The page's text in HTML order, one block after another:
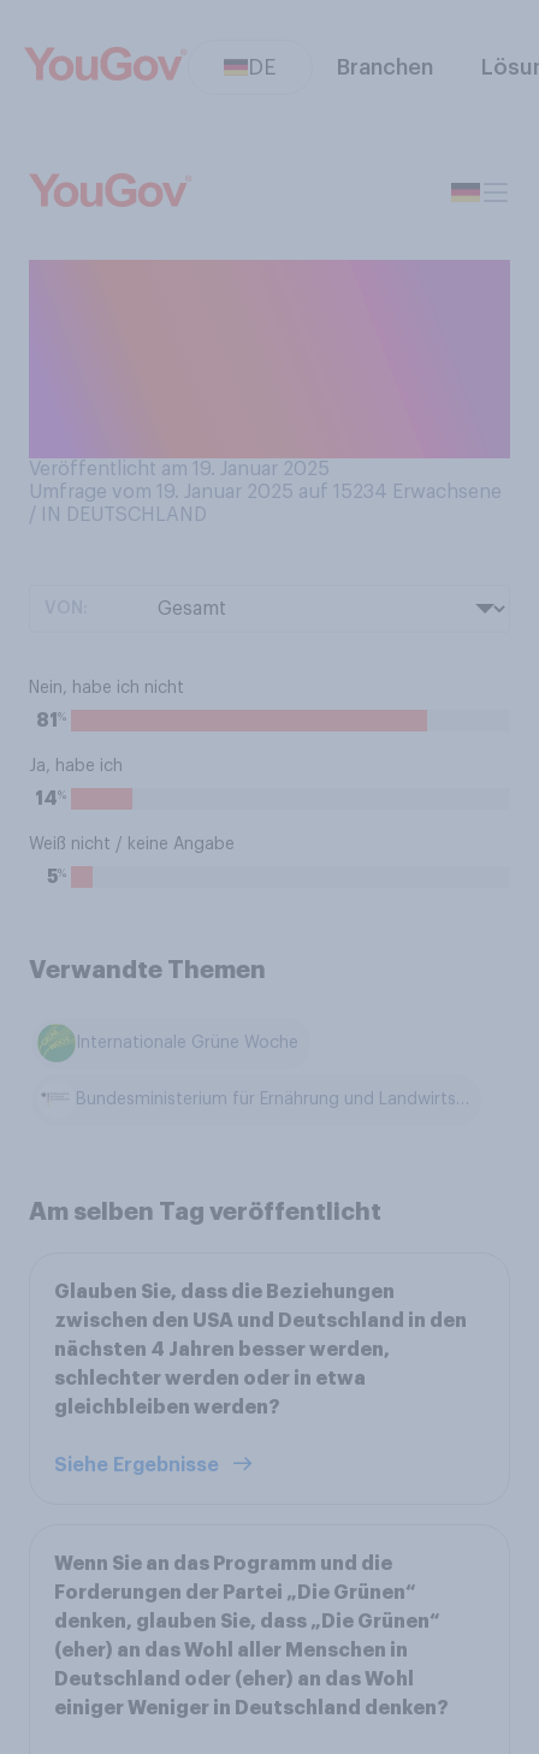
DE Branchen
Veröffentlicht am 19. Januar 2025
Umfrage vom 19. Januar 2025 auf 15234 Erwachsene
/ IN DEUTSCHLAND
Nein, habe ich nicht
81 %
Ja, habe ich
14%
Weiß nicht / keine Angabe
5%
Verwandte Themen
Internationale Grüne Woche
Bundesministerium für Ernährung und Landwirtschaft
Am selben Tag veröffentlicht
Glauben Sie, dass die Beziehungen
zwischen den USA und Deutschland in den
nächsten 4 Jahren besser werden,
schlechter werden oder in etwa
gleichbleiben werden?
Siehe Ergebnisse
Wenn Sie an das Programm und die
Forderungen der Partei „Die Grünen“
denken, glauben Sie, dass „Die Grünen“
(eher) an das Wohl aller Menschen in
Deutschland oder (eher) an das Wohl
einiger Weniger in Deutschland denken?